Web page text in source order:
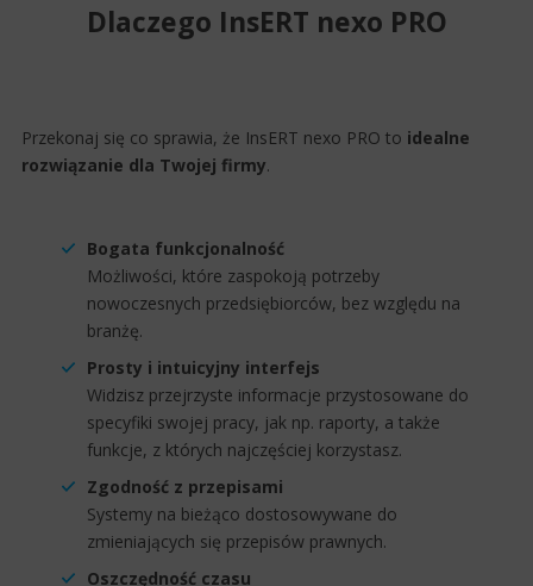
Dlaczego InsERT nexo PRO
Przekonaj się co sprawia, że InsERT nexo PRO to idealne
rozwiązanie dla Twojej firmy.
Bogata funkcjonalność
Możliwości, które zaspokoją potrzeby
nowoczesnych przedsiębiorców, bez względu na
branżę.
Prosty i intuicyjny interfejs
Widzisz przejrzyste informacje przystosowane do
specyfiki swojej pracy, jak np. raporty, a także
funkcje, z których najczęściej korzystasz.
Zgodność z przepisami
Systemy na bieżąco dostosowywane do
zmieniających się przepisów prawnych.
Oszczędność czasu